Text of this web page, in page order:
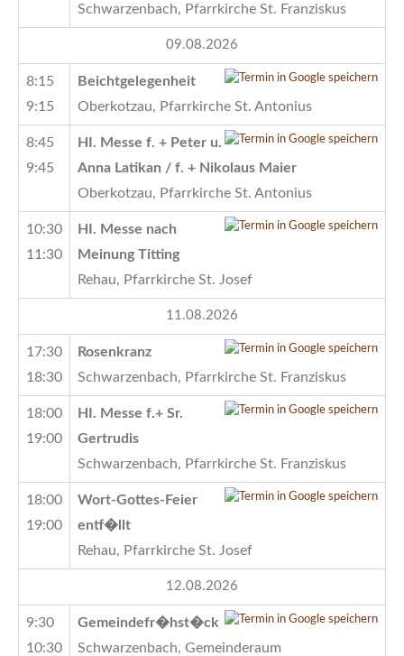
Schwarzenbach, Pfarrkirche St. Franziskus
09.08.2026
8:15
9:15
Beichtgelegenheit
Oberkotzau, Pfarrkirche St. Antonius
8:45
9:45
HI. Messe f. + Peter u.
Anna Latikan / f. + Nikolaus Maier
Oberkotzau, Pfarrkirche St. Antonius
10:30
11:30
HI. Messe nach
Meinung Titting
Rehau, Pfarrkirche St. Josef
11.08.2026
17:30
18:30
Rosenkranz
Schwarzenbach, Pfarrkirche St. Franziskus
18:00
19:00
HI. Messe f.+ Sr.
Gertrudis
Schwarzenbach, Pfarrkirche St. Franziskus
18:00
19:00
Wort-Gottes-Feier
entf�llt
Rehau, Pfarrkirche St. Josef
12.08.2026
9:30
10:30
Gemeindefr�hst�ck
Schwarzenbach, Gemeinderaum